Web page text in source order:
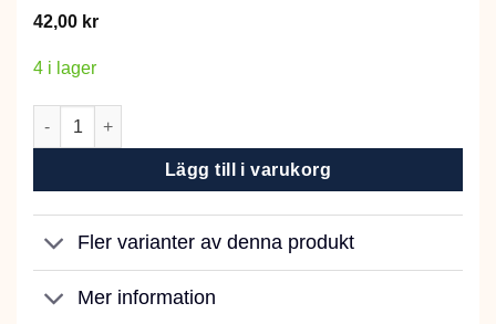
42,00 kr
4 i lager
Tagetes, Lemon Star mängd
Lägg till i varukorg
Fler varianter av denna produkt
Mer information